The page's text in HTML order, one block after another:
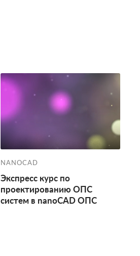
NANOCAD
Экспресс курс по
проектированию ОПС
систем в nanoCAD ОПС